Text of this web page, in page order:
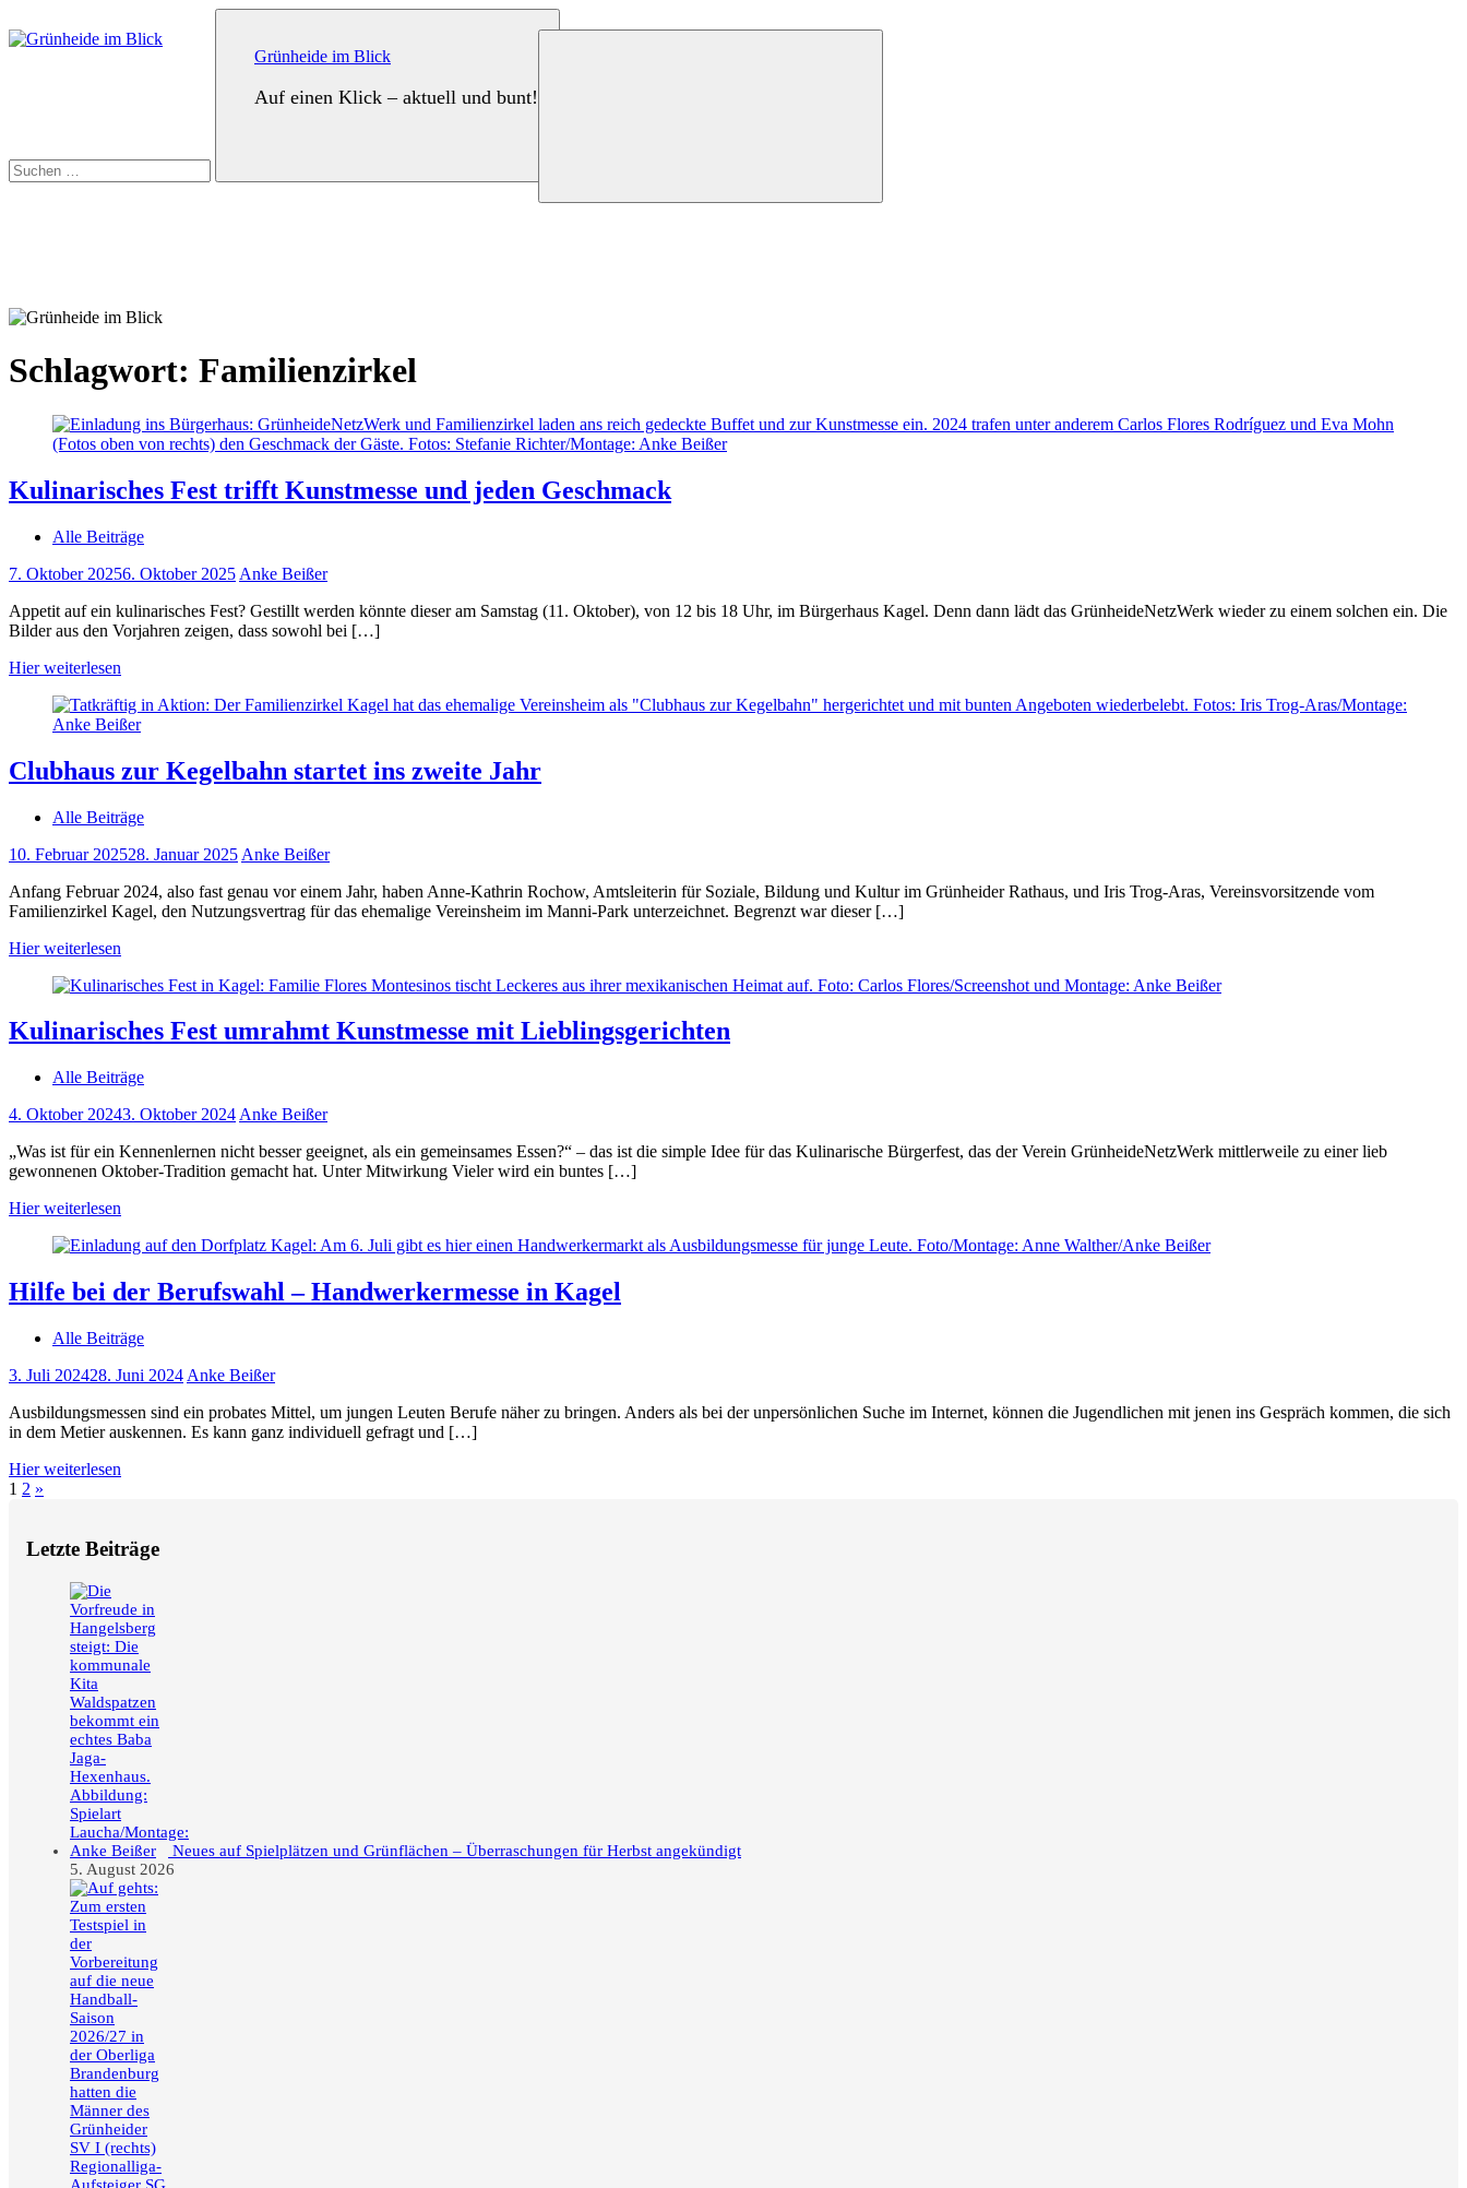
Inhalt
Grünheide im Blick
Auf einen Klick – aktuell und bunt!
nach:
Suchen
Schlagwort: Familienzirkel
Kulinarisches Fest trifft Kunstmesse und jeden Geschmack
Alle Beiträge
7. Oktober 20256. Oktober 2025 Anke Beißer
Appetit auf ein kulinarisches Fest? Gestillt werden könnte dieser am Samstag (11. Oktober), von 12 bis 18 Uhr, im Bürgerhaus Kagel. Denn dann lädt das GrünheideNetzWerk wieder zu einem solchen ein. Die
Bilder aus den Vorjahren zeigen, dass sowohl bei […]
Hier weiterlesen
Clubhaus zur Kegelbahn startet ins zweite Jahr
Alle Beiträge
10. Februar 202528. Januar 2025 Anke Beißer
Anfang Februar 2024, also fast genau vor einem Jahr, haben Anne-Kathrin Rochow, Amtsleiterin für Soziale, Bildung und Kultur im Grünheider Rathaus, und Iris Trog-Aras, Vereinsvorsitzende vom
Familienzirkel Kagel, den Nutzungsvertrag für das ehemalige Vereinsheim im Manni-Park unterzeichnet. Begrenzt war dieser […]
Hier weiterlesen
Kulinarisches Fest umrahmt Kunstmesse mit Lieblingsgerichten
Alle Beiträge
4. Oktober 20243. Oktober 2024 Anke Beißer
„Was ist für ein Kennenlernen nicht besser geeignet, als ein gemeinsames Essen?“ – das ist die simple Idee für das Kulinarische Bürgerfest, das der Verein GrünheideNetzWerk mittlerweile zu einer lieb
gewonnenen Oktober-Tradition gemacht hat. Unter Mitwirkung Vieler wird ein buntes […]
Hier weiterlesen
Hilfe bei der Berufswahl – Handwerkermesse in Kagel
Alle Beiträge
3. Juli 202428. Juni 2024 Anke Beißer
Ausbildungsmessen sind ein probates Mittel, um jungen Leuten Berufe näher zu bringen. Anders als bei der unpersönlichen Suche im Internet, können die Jugendlichen mit jenen ins Gespräch kommen, die sich
in dem Metier auskennen. Es kann ganz individuell gefragt und […]
Hier weiterlesen
Seitennummerierung
Beiträge
1 2 Nächste
»
Letzte Beiträge
Neues auf Spielplätzen und Grünflächen – Überraschungen für Herbst angekündigt
5. August 2026